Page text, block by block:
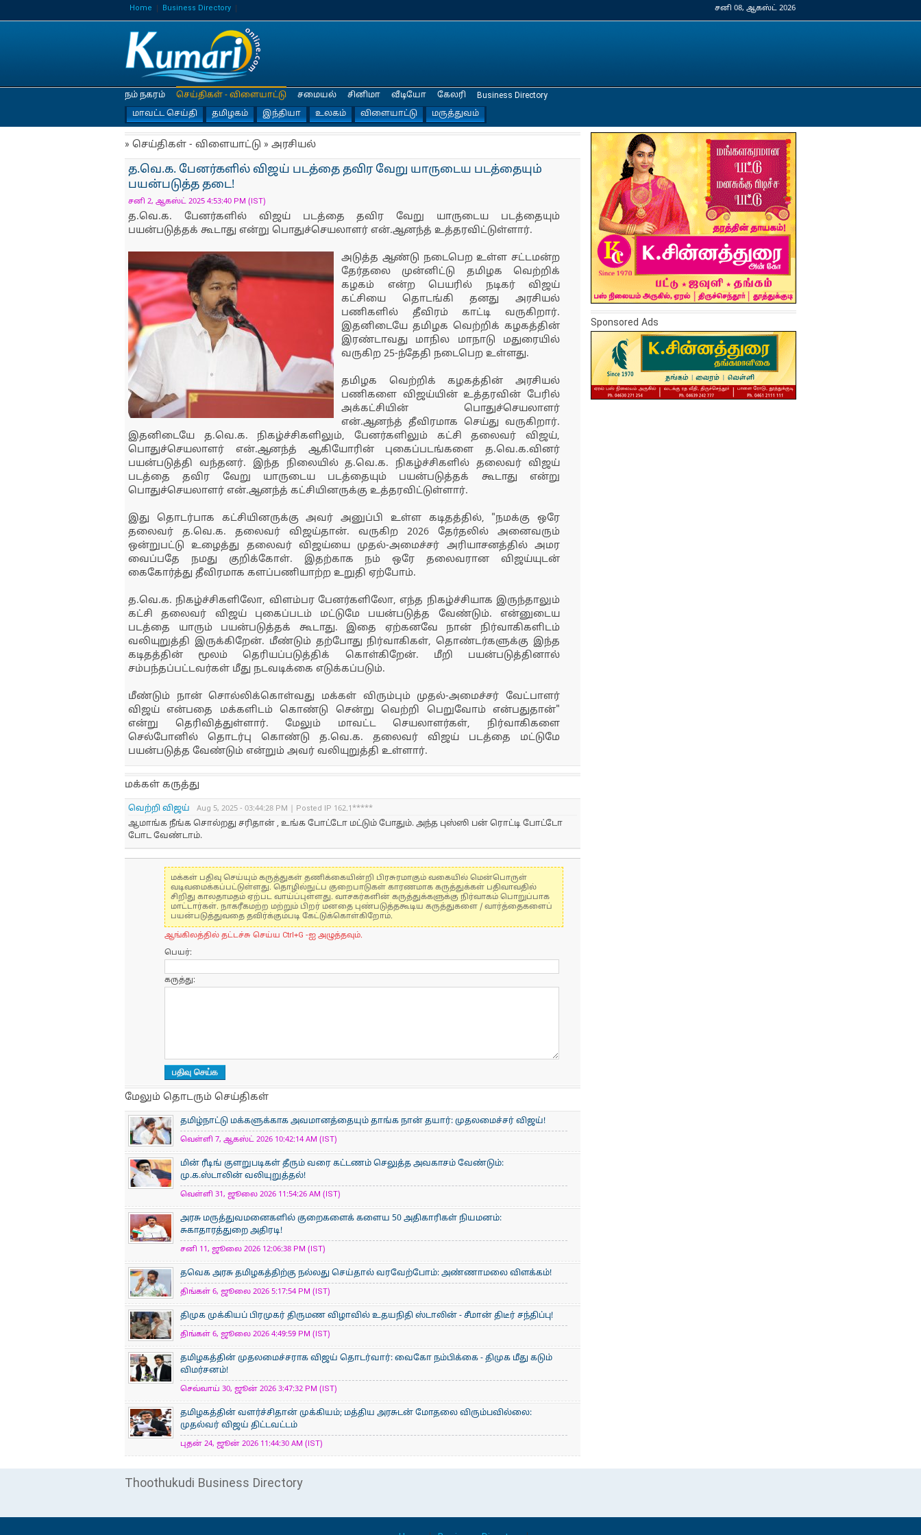
Home Business Directory சனி 08, ஆகஸ்ட் 2026
நம் நகரம்
செய்திகள் - விளையாட்டு
மாவட்ட செய்தி
தமிழகம் இந்தியா உலகம் விளையாட்டு மருத்துவம்
சமையல் சினிமா வீடியோ கேலரி Business Directory
» செய்திகள் - விளையாட்டு » அரசியல்
த.வெ.க. பேனர்களில் விஜய் படத்தை தவிர வேறு யாருடைய படத்தையும்
பயன்படுத்த தடை!
சனி 2, ஆகஸ்ட் 2025 4:53:40 PM (IST)
த.வெ.க. பேனர்களில் விஜய் படத்தை தவிர வேறு யாருடைய படத்தையும்
பயன்படுத்தக் கூடாது என்று பொதுச்செயலாளர் என்.ஆனந்த் உத்தரவிட்டுள்ளார்.
அடுத்த ஆண்டு நடைபெற உள்ள சட்டமன்ற
தேர்தலை முன்னிட்டு தமிழக வெற்றிக்
கழகம் என்ற பெயரில் நடிகர் விஜய்
கட்சியை தொடங்கி தனது அரசியல்
பணிகளில் தீவிரம் காட்டி வருகிறார்.
இதனிடையே தமிழக வெற்றிக் கழகத்தின்
இரண்டாவது மாநில மாநாடு மதுரையில்
வருகிற 25-ந்தேதி நடைபெற உள்ளது.
தமிழக வெற்றிக் கழகத்தின் அரசியல்
பணிகளை விஜய்யின் உத்தரவின் பேரில்
அக்கட்சியின் பொதுச்செயலாளர்
என்.ஆனந்த் தீவிரமாக செய்து வருகிறார்.
இதனிடையே த.வெ.க. நிகழ்ச்சிகளிலும், பேனர்களிலும் கட்சி தலைவர் விஜய்,
பொதுச்செயலாளர் என்.ஆனந்த் ஆகியோரின் புகைப்படங்களை த.வெ.க.வினர்
பயன்படுத்தி வந்தனர். இந்த நிலையில் த.வெ.க. நிகழ்ச்சிகளில் தலைவர் விஜய்
படத்தை தவிர வேறு யாருடைய படத்தையும் பயன்படுத்தக் கூடாது என்று
பொதுச்செயலாளர் என்.ஆனந்த் கட்சியினருக்கு உத்தரவிட்டுள்ளார்.
இது தொடர்பாக கட்சியினருக்கு அவர் அனுப்பி உள்ள கடிதத்தில், "நமக்கு ஒரே
தலைவர் த.வெ.க. தலைவர் விஜய்தான். வருகிற 2026 தேர்தலில் அனைவரும்
ஒன்றுபட்டு உழைத்து தலைவர் விஜய்யை முதல்-அமைச்சர் அரியாசனத்தில் அமர
வைப்பதே நமது குறிக்கோள். இதற்காக நம் ஒரே தலைவரான விஜய்யுடன்
கைகோர்த்து தீவிரமாக களப்பணியாற்ற உறுதி ஏற்போம்.
த.வெ.க. நிகழ்ச்சிகளிலோ, விளம்பர பேனர்களிலோ, எந்த நிகழ்ச்சியாக இருந்தாலும்
கட்சி தலைவர் விஜய் புகைப்படம் மட்டுமே பயன்படுத்த வேண்டும். என்னுடைய
படத்தை யாரும் பயன்படுத்தக் கூடாது. இதை ஏற்கனவே நான் நிர்வாகிகளிடம்
வலியுறுத்தி இருக்கிறேன். மீண்டும் தற்போது நிர்வாகிகள், தொண்டர்களுக்கு இந்த
கடிதத்தின் மூலம் தெரியப்படுத்திக் கொள்கிறேன். மீறி பயன்படுத்தினால்
சம்பந்தப்பட்டவர்கள் மீது நடவடிக்கை எடுக்கப்படும்.
மீண்டும் நான் சொல்லிக்கொள்வது மக்கள் விரும்பும் முதல்-அமைச்சர் வேட்பாளர்
விஜய் என்பதை மக்களிடம் கொண்டு சென்று வெற்றி பெறுவோம் என்பதுதான்"
என்று தெரிவித்துள்ளார். மேலும் மாவட்ட செயலாளர்கள், நிர்வாகிகளை
செல்போனில் தொடர்பு கொண்டு த.வெ.க. தலைவர் விஜய் படத்தை மட்டுமே
பயன்படுத்த வேண்டும் என்றும் அவர் வலியுறுத்தி உள்ளார்.
மக்கள் கருத்து
வெற்றி விஜய்
Aug 5, 2025 - 03:44:28 PM | Posted IP 162.1*****
ஆமாங்க நீங்க சொல்றது சரிதான் , உங்க போட்டோ மட்டும் போதும். அந்த புஸ்ஸி பன் ரொட்டி போட்டோ
போட வேண்டாம்.
மக்கள் பதிவு செய்யும் கருத்துகள் தணிக்கையின்றி பிரசுரமாகும் வகையில் மென்பொருள்
வடிவமைக்கப்பட்டுள்ளது. தொழில்நுட்ப குறைபாடுகள் காரணமாக கருத்துக்கள் பதிவாவதில்
சிறிது காலதாமதம் ஏற்பட வாய்ப்புள்ளது. வாசகர்களின் கருத்துக்களுக்கு நிர்வாகம் பொறுப்பாக
மாட்டார்கள். நாகரீகமற்ற மற்றும் பிறர் மனதை புண்படுத்தகூடிய கருத்துகளை / வார்த்தைகளைப்
பயன்படுத்துவதை தவிர்க்கும்படி கேட்டுக்கொள்கிறோம்.
ஆங்கிலத்தில் தட்டச்சு செய்ய Ctrl+G -ஐ அழுத்தவும்.
பெயர்:
கருத்து:
மேலும் தொடரும் செய்திகள்
தமிழ்நாட்டு மக்களுக்காக அவமானத்தையும் தாங்க நான் தயார்: முதலமைச்சர் விஜய்!
வெள்ளி 7, ஆகஸ்ட் 2026 10:42:14 AM (IST)
மின் ரீடிங் குளறுபடிகள் தீரும் வரை கட்டணம் செலுத்த அவகாசம் வேண்டும்:
மு.க.ஸ்டாலின் வலியுறுத்தல்!
வெள்ளி 31, ஜூலை 2026 11:54:26 AM (IST)
அரசு மருத்துவமனைகளில் குறைகளைக் களைய 50 அதிகாரிகள் நியமனம்:
சுகாதாரத்துறை அதிரடி!
சனி 11, ஜூலை 2026 12:06:38 PM (IST)
தவெக அரசு தமிழகத்திற்கு நல்லது செய்தால் வரவேற்போம்: அண்ணாமலை விளக்கம்!
திங்கள் 6, ஜூலை 2026 5:17:54 PM (IST)
திமுக முக்கியப் பிரமுகர் திருமண விழாவில் உதயநிதி ஸ்டாலின் - சீமான் திடீர் சந்திப்பு!
திங்கள் 6, ஜூலை 2026 4:49:59 PM (IST)
தமிழகத்தின் முதலமைச்சராக விஜய் தொடர்வார்: வைகோ நம்பிக்கை - திமுக மீது கடும்
விமர்சனம்!
செவ்வாய் 30, ஜூன் 2026 3:47:32 PM (IST)
தமிழகத்தின் வளர்ச்சிதான் முக்கியம்; மத்திய அரசுடன் மோதலை விரும்​ப​வில்​லை:
முதல்வர் விஜய் திட்டவட்டம்
புதன் 24, ஜூன் 2026 11:44:30 AM (IST)
Sponsored Ads
Thoothukudi Business Directory